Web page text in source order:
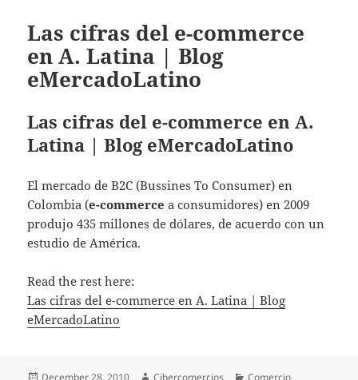
Las cifras del e-commerce
en A. Latina | Blog
eMercadoLatino
Las cifras del e-commerce en A.
Latina | Blog eMercadoLatino
El mercado de B2C (Bussines To Consumer) en
Colombia (e-commerce a consumidores) en 2009
produjo 435 millones de dólares, de acuerdo con un
estudio de América.
Read the rest here:
Las cifras del e-commerce en A. Latina | Blog
eMercadoLatino
Posted
December 28, 2010 Author
Cibercomercios Categories
Comercio